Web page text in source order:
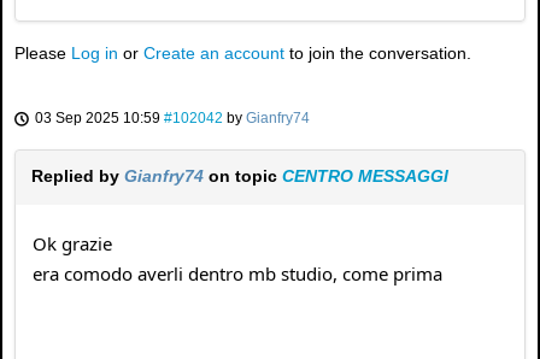
Please Log in or Create an account to join the conversation.
03 Sep 2025 10:59 #102042 by Gianfry74
Replied by Gianfry74 on topic CENTRO MESSAGGI
Ok grazie
era comodo averli dentro mb studio, come prima